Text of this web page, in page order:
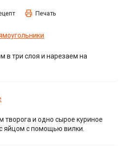
Печать
в три слоя и нарезаем на
творога и одно сырое куриное
яйцом с помощью вилки.